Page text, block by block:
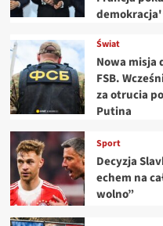
Świat
Nowa misja
FSB.
za otrucia
Putina
Sport
Decyzja
echem na
wolno”